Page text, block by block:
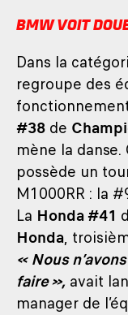
BMW VOIT
Dans la
regroupe des
#38 de
mène la
possède un
M1000RR : la
La Honda #41
Honda,
« Nous
faire », avait
manager de